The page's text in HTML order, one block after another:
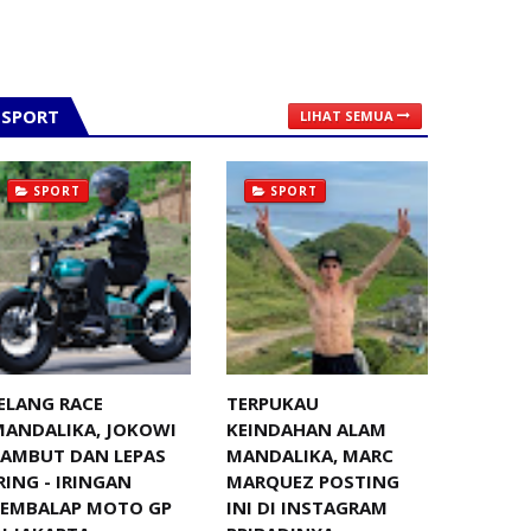
SPORT LIHAT SEMUA
SPORT
RACE
JOKOWI
DAN LEPAS
- IRINGAN
MOTO GP
SPORT
TERPUKAU
KEINDAHAN ALAM
MANDALIKA, MARC
MARQUEZ POSTING
INI DI INSTAGRAM